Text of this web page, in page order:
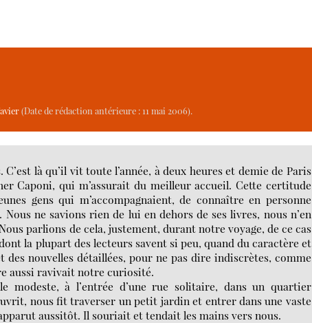
(Date de rédaction antérieure : 11 mai 2006).
là qu’il vit toute l’année, à deux heures et demie de Paris
Caponi, qui m’assurait du meilleur accueil. Cette certitude
gens qui m’accompagnaient, de connaître en personne
. Nous ne savions rien de lui en dehors de ses livres, nous n’en
parlions de cela, justement, durant notre voyage, de ce cas
la plupart des lecteurs savent si peu, quand du caractère et
des nouvelles détaillées, pour ne pas dire indiscrètes, comme
aussi ravivait notre curiosité.
modeste, à l’entrée d’une rue solitaire, dans un quartier
nous fit traverser un petit jardin et entrer dans une vaste
aussitôt. Il souriait et tendait les mains vers nous.